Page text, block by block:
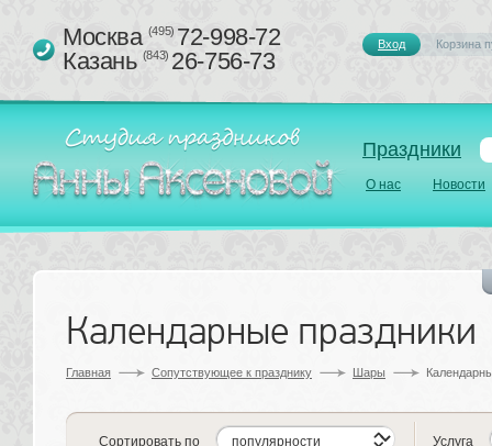
Праздники
О нас Новости
Москва (495)72-998-72
Казань (843)26-756-73
Вход Корзина
Календарные праздники
Главная Сопутствующее к празднику Шары
Сортировать по
Услуга